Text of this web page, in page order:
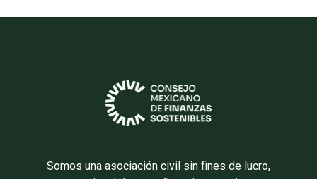
Somos una asociación civil sin fines de lucro,